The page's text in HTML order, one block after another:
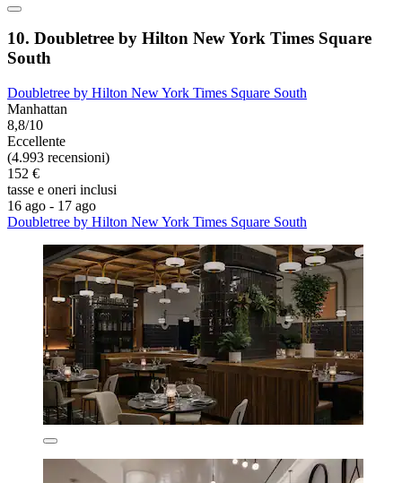
10. Doubletree by Hilton New York Times Square
South
Doubletree by Hilton New York Times Square South
Manhattan
8,8/10
Eccellente
(4.993 recensioni)
152 €
tasse e oneri inclusi
16 ago - 17 ago
Doubletree by Hilton New York Times Square South